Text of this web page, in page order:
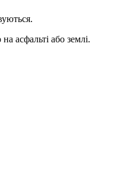
асфальті або землі.